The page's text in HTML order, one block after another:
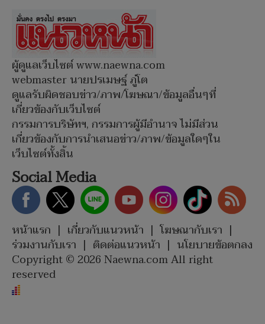
ผู้ดูแลเว็บไซต์ www.naewna.com
webmaster นายปรเมษฐ์ ภู่โต
ดูแลรับผิดชอบข่าว/ภาพ/โฆษณา/ข้อมูลอื่นๆที่
เกี่ยวข้องกับเว็บไซต์
กรรมการบริษัทฯ, กรรมการผู้มีอำนาจ ไม่มีส่วน
เกี่ยวข้องกับการนำเสนอข่าว/ภาพ/ข้อมูลใดๆใน
เว็บไซต์ทั้งสิ้น
Social Media
หน้าแรก | เกี่ยวกับแนวหน้า | โฆษณากับเรา |
ร่วมงานกับเรา | ติดต่อแนวหน้า | นโยบายข้อตกลง
Copyright © 2026 Naewna.com All right
reserved